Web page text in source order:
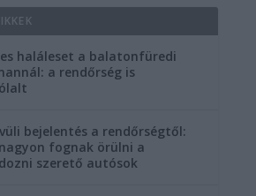
haláleset a balatonfüredi
a rendőrség is
bejelentés a rendőrségtől:
fognak örülni a
szerető autósok